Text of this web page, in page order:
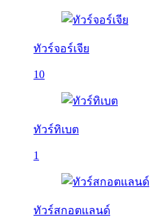
ทัวร์จอร์เจีย
10
ทัวร์ทิเบต
1
ทัวร์สกอตแลนด์